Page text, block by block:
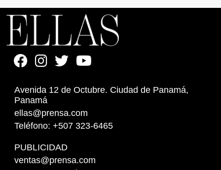
Avenida 12 de Octubre. Ciudad de Panamá,
Panamá
ellas@prensa.com
Teléfono: +507 323-6465
PUBLICIDAD
ventas@prensa.com